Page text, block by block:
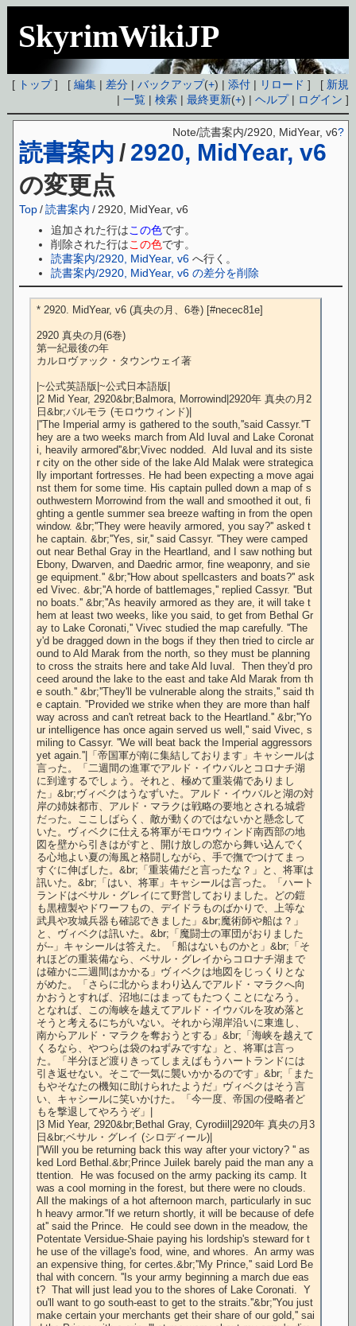
SkyrimWikiJP
[ トップ] [編集 | 差分 |バックアップ(+) |添付 | リロード ] [ 新規
|一覧 |検索 |最終更新(+) |ヘルプ| ログイン ]
読書案内 / 2920, MidYear, v6
の変更点
Note/読書案内/2920, MidYear, v6?
Top /読書案内 / 2920, MidYear, v6
追加された行はこの色です。
削除された行はこの色です。
読書案内/2920, MidYear, v6 へ行く。
読書案内/2920, MidYear, v6 の差分を削除
* 2920. MidYear, v6 (真央の月、6巻) [#necec81e]
2920 真央の月(6巻)
第一紀最後の年
カルロヴァック・タウンウェイ著
|~公式英語版|~公式日本語版|
|2 Mid Year, 2920&br;Balmora, Morrowind|2920年 真央の月2
日&br;バルモラ (モロウウィンド)|
|''The Imperial army is gathered to the south,''said Cassyr.''T
hey are a two weeks march from Ald Iuval and Lake Coronat
i, heavily armored''&br;Vivec nodded.  Ald Iuval and its siste
r city on the other side of the lake Ald Malak were strategica
lly important fortresses. He had been expecting a move agai
nst them for some time. His captain pulled down a map of s
outhwestern Morrowind from the wall and smoothed it out, fi
ghting a gentle summer sea breeze wafting in from the open
window. &br;''They were heavily armored, you say?'' asked t
he captain. &br;''Yes, sir,'' said Cassyr. ''They were camped
out near Bethal Gray in the Heartland, and I saw nothing but
Ebony, Dwarven, and Daedric armor, fine weaponry, and sie
ge equipment.'' &br;''How about spellcasters and boats?'' ask
ed Vivec. &br;''A horde of battlemages,'' replied Cassyr. ''But
no boats.'' &br;''As heavily armored as they are, it will take t
hem at least two weeks, like you said, to get from Bethal Gr
ay to Lake Coronati,'' Vivec studied the map carefully. ''The
y'd be dragged down in the bogs if they then tried to circle ar
ound to Ald Marak from the north, so they must be planning
to cross the straits here and take Ald Iuval.  Then they'd pro
ceed around the lake to the east and take Ald Marak from th
e south.'' &br;''They'll be vulnerable along the straits,'' said th
e captain. ''Provided we strike when they are more than half
way across and can't retreat back to the Heartland.'' &br;''Yo
ur intelligence has once again served us well,'' said Vivec, s
miling to Cassyr. ''We will beat back the Imperial aggressors
yet again.''|「帝国軍が南に集結しております」キャシールは
言った。「二週間の進軍でアルド・イウバルとコロナチ湖
に到達するでしょう。それと、極めて重装備でありまし
た」&br;ヴィベクはうなずいた。アルド・イウバルと湖の対
岸の姉妹都市、アルド・マラクは戦略の要地とされる城砦
だった。ここしばらく、敵が動くのではないかと懸念して
いた。ヴィベクに仕える将軍がモロウウィンド南西部の地
図を壁から引きはがすと、開け放しの窓から舞い込んでく
る心地よい夏の海風と格闘しながら、手で撫でつけてまっ
すぐに伸ばした。&br;「重装備だと言ったな？」と、将軍は
訊いた。&br;「はい、将軍」キャシールは言った。「ハート
ランドはベサル・グレイにて野営しておりました。どの鎧
も黒檀製やドワーフもの、デイドラものばかりで、上等な
武具や攻城兵器も確認できました」&br;魔術師や船は？」
と、ヴィベクは訊いた。&br;「魔闘士の軍団がおりました
が--」キャシールは答えた。「船はないものかと」&br;「そ
れほどの重装備なら、ベサル・グレイからコロナチ湖まで
は確かに二週間はかかる」ヴィベクは地図をじっくりとな
がめた。「さらに北からまわり込んでアルド・マラクへ向
かおうとすれば、沼地にはまってもたつくことになろう。
となれば、この海峡を越えてアルド・イウバルを攻め落と
そうと考えるにちがいない。それから湖岸沿いに東進し、
南からアルド・マラクを奪おうとする」&br;「海峡を越えて
くるなら、やつらは袋のねずみですな」と、将軍は言っ
た。「半分ほど渡りきってしまえばもうハートランドには
引き返せない。そこで一気に襲いかかるのです」&br;「また
もやそなたの機知に助けられたようだ」ヴィベクはそう言
い、キャシールに笑いかけた。「今一度、帝国の侵略者ど
もを撃退してやろうぞ」|
|3 Mid Year, 2920&br;Bethal Gray, Cyrodiil|2920年 真央の月3
日&br;ベサル・グレイ (シロディール)|
|''Will you be returning back this way after your victory? '' as
ked Lord Bethal.&br;Prince Juilek barely paid the man any a
ttention.  He was focused on the army packing its camp. It
was a cool morning in the forest, but there were no clouds.
All the makings of a hot afternoon march, particularly in suc
h heavy armor.''If we return shortly, it will be because of defe
at'' said the Prince.  He could see down in the meadow, the
Potentate Versidue-Shaie paying his lordship's steward for t
he use of the village's food, wine, and whores.  An army was
an expensive thing, for certes.&br;''My Prince,'' said Lord Be
thal with concern. ''Is your army beginning a march due eas
t?  That will just lead you to the shores of Lake Coronati.  Y
ou'll want to go south-east to get to the straits.''&br;''You just
make certain your merchants get their share of our gold,'' sai